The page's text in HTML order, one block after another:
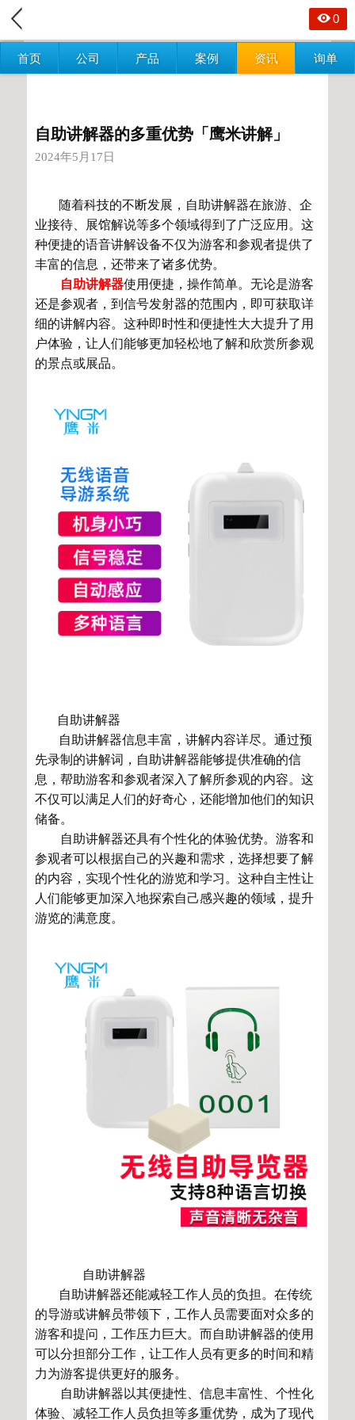
首页 公司 产品 案例 资讯 询单
0
自助讲解器的多重优势「鹰米讲解」
2024年5月17日
随着科技的不断发展，自助讲解器在旅游、企
业接待、展馆解说等多个领域得到了广泛应用。这
种便捷的语音讲解设备不仅为游客和参观者提供了
丰富的信息，还带来了诸多优势。
自助讲解器使用便捷，操作简单。无论是游客
还是参观者，到信号发射器的范围内，即可获取详
细的讲解内容。这种即时性和便捷性大大提升了用
户体验，让人们能够更加轻松地了解和欣赏所参观
的景点或展品。
自助讲解器
自助讲解器信息丰富，讲解内容详尽。通过预
先录制的讲解词，自助讲解器能够提供准确的信
息，帮助游客和参观者深入了解所参观的内容。这
不仅可以满足人们的好奇心，还能增加他们的知识
储备。
自助讲解器还具有个性化的体验优势。游客和
参观者可以根据自己的兴趣和需求，选择想要了解
的内容，实现个性化的游览和学习。这种自主性让
人们能够更加深入地探索自己感兴趣的领域，提升
游览的满意度。
自助讲解器
自助讲解器还能减轻工作人员的负担。在传统
的导游或讲解员带领下，工作人员需要面对众多的
游客和提问，工作压力巨大。而自助讲解器的使用
可以分担部分工作，让工作人员有更多的时间和精
力为游客提供更好的服务。
自助讲解器以其便捷性、信息丰富性、个性化
体验、减轻工作人员负担等多重优势，成为了现代